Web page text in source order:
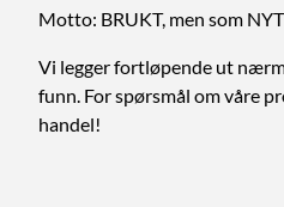
Motto: BRUKT, men som
Vi legger fortløpende ut
funn. For spørsmål om våre
handel!